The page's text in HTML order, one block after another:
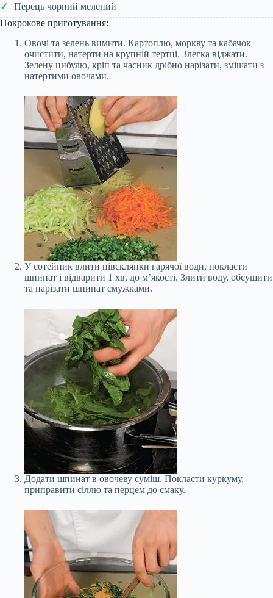
Перець чорний мелений
Покрокове приготування:
Овочі та зелень вимити. Картоплю, моркву та кабачок
очистити, натерти на крупній тертці. Злегка віджати.
Зелену цибулю, кріп та часник дрібно нарізати, змішати з
натертими овочами.
У сотейник влити півсклянки гарячої води, покласти
шпинат і відварити 1 хв, до м’якості. Злити воду, обсушити
та нарізати шпинат смужками.
Додати шпинат в овочеву суміш. Покласти куркуму,
приправити сіллю та перцем до смаку.